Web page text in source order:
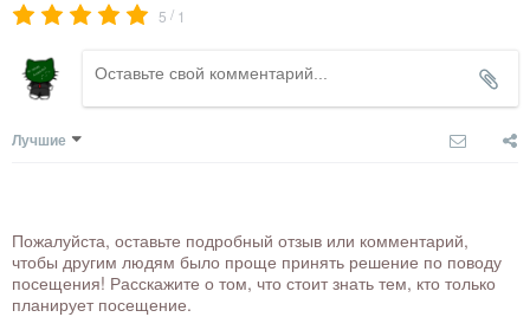
5 / 1
Лучшие
Пожалуйста, оставьте подробный отзыв или комментарий,
чтобы другим людям было проще принять решение по поводу
посещения! Расскажите о том, что стоит знать тем, кто только
планирует посещение.